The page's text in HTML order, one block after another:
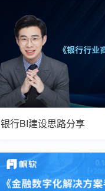
银行BI建设思路分享